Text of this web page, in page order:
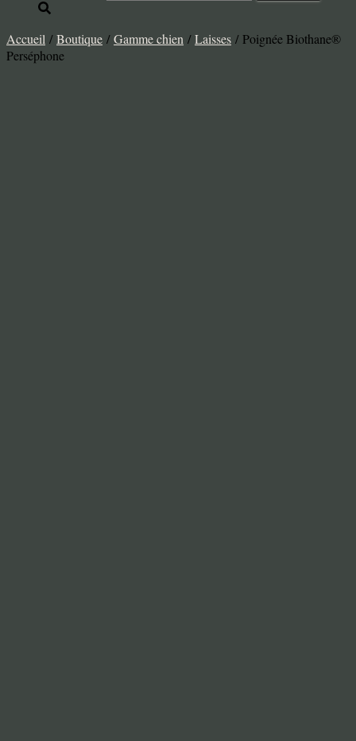
Accueil /Boutique /Gamme chien /Laisses / Poignée Biothane®
Perséphone